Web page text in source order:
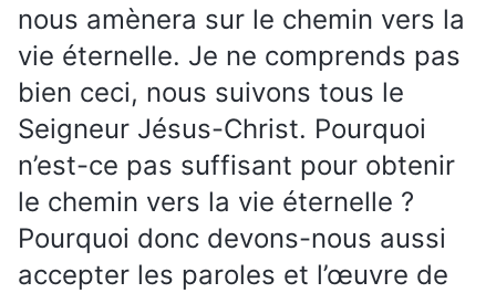
nous amènera sur le chemin vers la
vie éternelle. Je ne comprends pas
bien ceci, nous suivons tous le
Seigneur Jésus-Christ. Pourquoi
n’est-ce pas suffisant pour obtenir
le chemin vers la vie éternelle ?
Pourquoi donc devons-nous aussi
accepter les paroles et l’œuvre de